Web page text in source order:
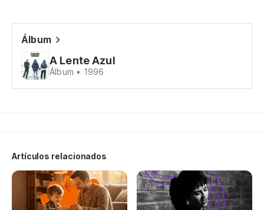
Álbum
A Lente Azul
Álbum • 1996
Artículos relacionados